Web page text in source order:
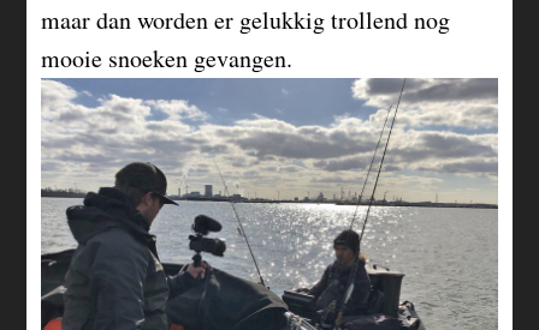
maar dan worden er gelukkig trollend nog
mooie snoeken gevangen.